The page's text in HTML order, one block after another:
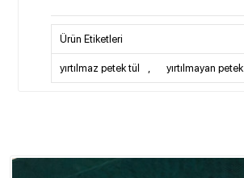
Ürün Etiketleri
yırtılmaz petek tül , yırtılmayan petek